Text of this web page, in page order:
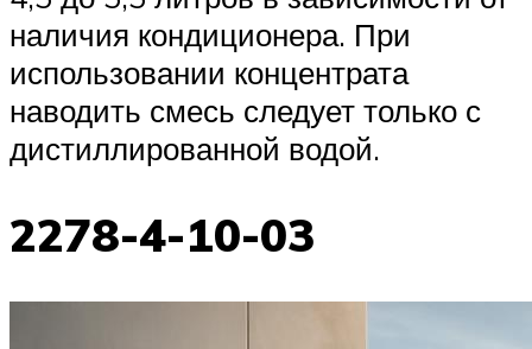
наличия кондиционера. При
использовании концентрата
наводить смесь следует только с
дистиллированной водой.
2278-4-10-03